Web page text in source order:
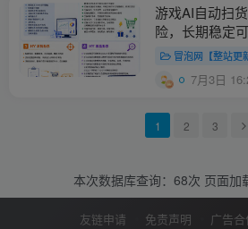
游戏AI自动扫
险，长期稳定
冒泡网【整站更
7月3日
1 2 3
本次数据库查询：68次 页面加
友链申请 免责声明 广告合